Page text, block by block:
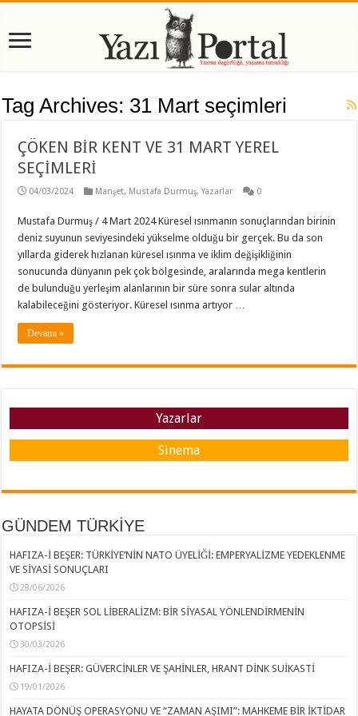
Tag Archives: 31 Mart seçimleri
ÇÖKEN BİR KENT VE 31 MART YEREL
SEÇİMLERİ
04/03/2024 Manşet, Mustafa Durmuş,Yazarlar 0
Mustafa Durmuş / 4 Mart 2024 Küresel ısınmanın sonuçlarından birinin
deniz suyunun seviyesindeki yükselme olduğu bir gerçek. Bu da son
yıllarda giderek hızlanan küresel ısınma ve iklim değişikliğinin
sonucunda dünyanın pek çok bölgesinde, aralarında mega kentlerin
de bulunduğu yerleşim alanlarının bir süre sonra sular altında
kalabileceğini gösteriyor. Küresel ısınma artıyor …
Devamı »
Yazarlar
Sinema
GÜNDEM TÜRKİYE
HAFIZA-İ BEŞER: TÜRKİYE’NİN NATO ÜYELİĞİ: EMPERYALİZME YEDEKLENME
VE SİYASİ SONUÇLARI
28/06/2026
HAFIZA-İ BEŞER SOL LİBERALİZM: BİR SİYASAL YÖNLENDİRMENİN
OTOPSİSİ
30/03/2026
HAFIZA-İ BEŞER: GÜVERCİNLER VE ŞAHİNLER, HRANT DİNK SUİKASTİ
19/01/2026
HAYATA DÖNÜŞ OPERASYONU VE “ZAMAN AŞIMI”: MAHKEME BİR İKTİDAR